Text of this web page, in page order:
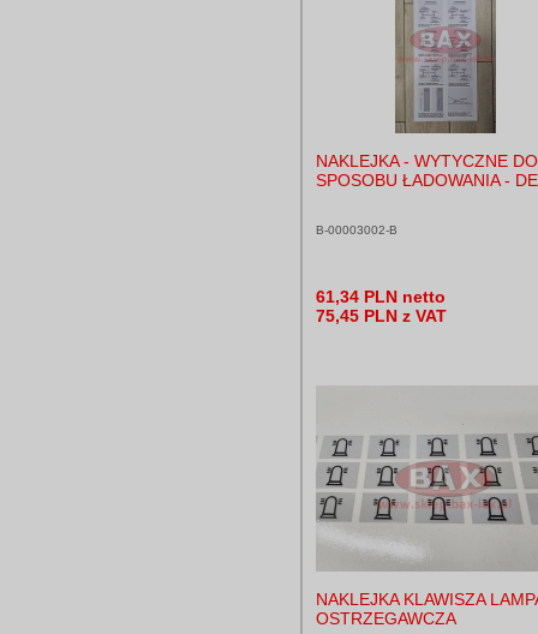
NAKLEJKA - WYTYCZNE
SPOSOBU ŁADOWANIA - DE
B-00003002-B
61,34 PLN netto
75,45 PLN z VAT
NAKLEJKA KLAWISZA
OSTRZEGAWCZA